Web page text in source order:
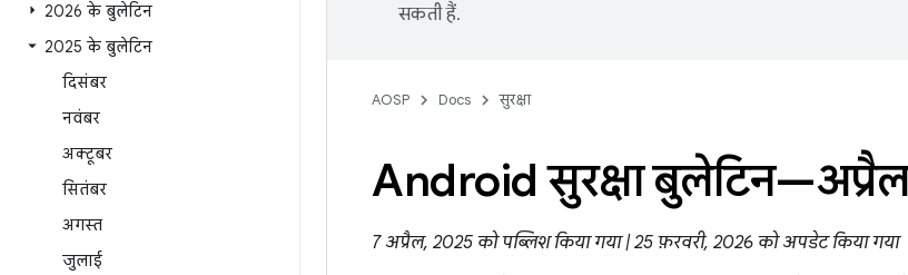
2026 के बुलेटिन
2025 के बुलेटिन
दिसंबर
नवंबर
अक्टूबर
सितंबर
अगस्त
जुलाई
सकती हैं.
AOSP Docs सुरक्षा
Android सुरक्षा
7 अप्रैल, 2025 को पब्लिश किया गया | 25 फ़रवरी, 2026 को अपडेट किया गया